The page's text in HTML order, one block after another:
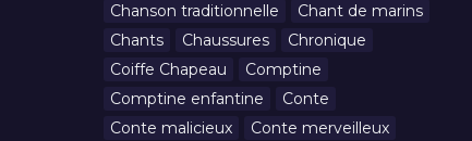
Chanson traditionnelle
Chant de marins
Chants
Chaussures
Chronique
Coiffe Chapeau
Comptine
Comptine enfantine
Conte
Conte malicieux
Conte merveilleux